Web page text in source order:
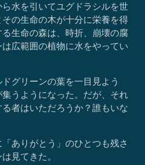
水を引いてユグドラシルを世
の生命の木が十分に栄養を得
生命の森は、時折、崩壊の腐
広範囲の植物に水をやってい
グリーンの葉を一目見よう
うようになった。だが、それ
者はいただろうか？誰もいな
ありがとう」のひとつも残さ
見てきた。